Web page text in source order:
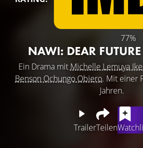
77%
NAWI: DEAR
Ein Drama mit Michelle Lemuya
Benson Ochungo Obiero. Mit einer
Jahren.
TrailerTeilen